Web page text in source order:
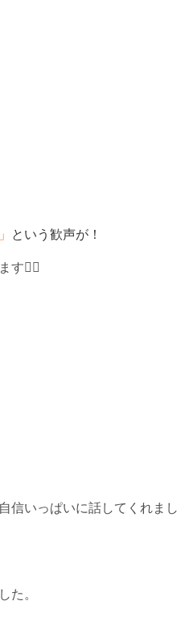
という歓声が！
す🏳‍🌈
信いっぱいに話してくれまし
た。